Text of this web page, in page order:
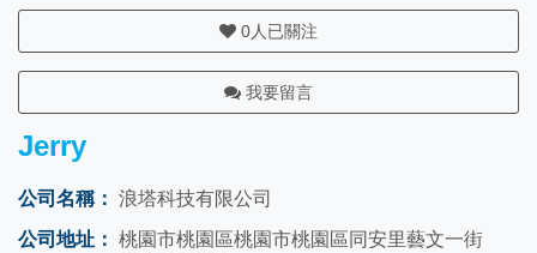
0人已關注
我要留言
Jerry
公司名稱： 浪塔科技有限公司
公司地址： 桃園市桃園區桃園市桃園區同安里藝文一街